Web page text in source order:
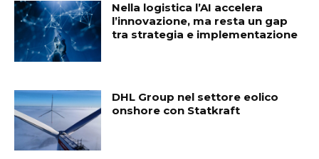
Nella logistica l’AI accelera
l’innovazione, ma resta un gap
tra strategia e implementazione
DHL Group nel settore eolico
onshore con Statkraft